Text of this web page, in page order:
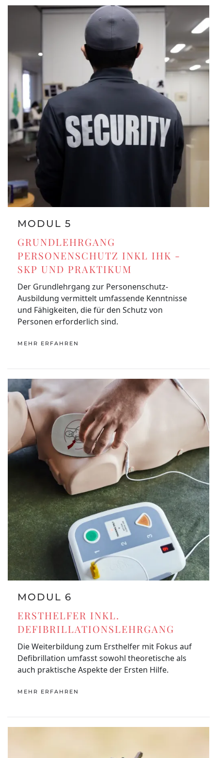
MODUL 5
GRUNDLEHRGANG
PERSONENSCHUTZ INKL IHK -
SKP UND PRAKTIKUM
Der Grundlehrgang zur Personenschutz-
Ausbildung vermittelt umfassende Kenntnisse
und Fähigkeiten, die für den Schutz von
Personen erforderlich sind.
MEHR ERFAHREN
MODUL 6
ERSTHELFER INKL.
DEFIBRILLATIONSLEHRGANG
Die Weiterbildung zum Ersthelfer mit Fokus auf
Defibrillation umfasst sowohl theoretische als
auch praktische Aspekte der Ersten Hilfe.
MEHR ERFAHREN